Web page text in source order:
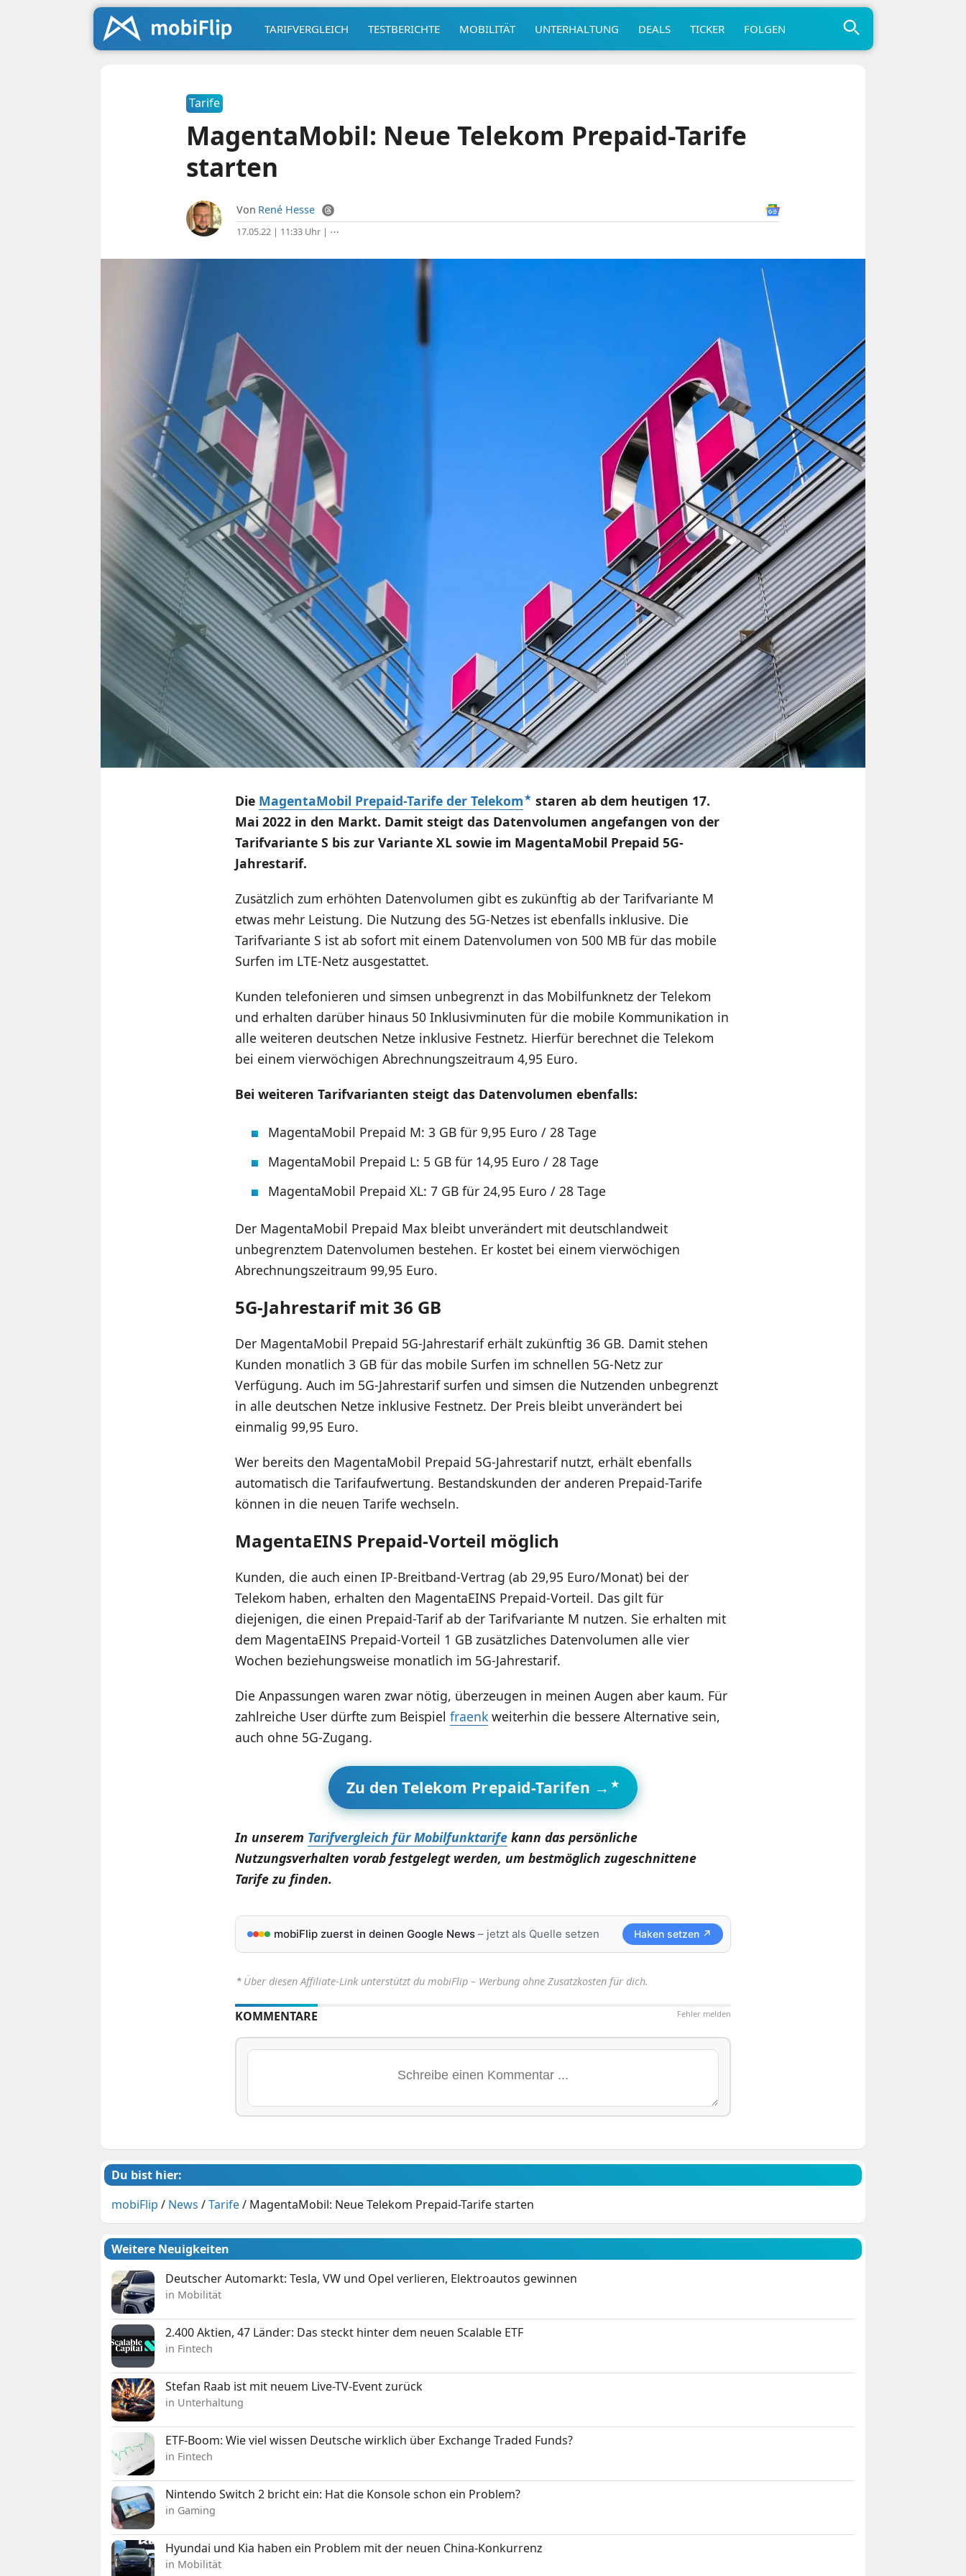
TARIFVERGLEICH TESTBERICHTE MOBILITÄT UNTERHALTUNG DEALS TICKER FOLGEN
Tarife
MagentaMobil: Neue Telekom Prepaid-Tarife
starten
Von René Hesse
17.05.22 | 11:33 Uhr| ⋯
Die MagentaMobil Prepaid-Tarife der Telekom
staren ab dem heutigen 17.
Mai 2022 in den Markt. Damit steigt das Datenvolumen angefangen von der
Tarifvariante S bis zur Variante XL sowie im MagentaMobil Prepaid 5G-
Jahrestarif.
Zusätzlich zum erhöhten Datenvolumen gibt es zukünftig ab der Tarifvariante M
etwas mehr Leistung. Die Nutzung des 5G-Netzes ist ebenfalls inklusive. Die
Tarifvariante S ist ab sofort mit einem Datenvolumen von 500 MB für das mobile
Surfen im LTE-Netz ausgestattet.
Kunden telefonieren und simsen unbegrenzt in das Mobilfunknetz der Telekom
und erhalten darüber hinaus 50 Inklusivminuten für die mobile Kommunikation in
alle weiteren deutschen Netze inklusive Festnetz. Hierfür berechnet die Telekom
bei einem vierwöchigen Abrechnungszeitraum 4,95 Euro.
Bei weiteren Tarifvarianten steigt das Datenvolumen ebenfalls:
MagentaMobil Prepaid M: 3 GB für 9,95 Euro / 28 Tage
MagentaMobil Prepaid L: 5 GB für 14,95 Euro / 28 Tage
MagentaMobil Prepaid XL: 7 GB für 24,95 Euro / 28 Tage
Der MagentaMobil Prepaid Max bleibt unverändert mit deutschlandweit
unbegrenztem Datenvolumen bestehen. Er kostet bei einem vierwöchigen
Abrechnungszeitraum 99,95 Euro.
5G-Jahrestarif mit 36 GB
Der MagentaMobil Prepaid 5G-Jahrestarif erhält zukünftig 36 GB. Damit stehen
Kunden monatlich 3 GB für das mobile Surfen im schnellen 5G-Netz zur
Verfügung. Auch im 5G-Jahrestarif surfen und simsen die Nutzenden unbegrenzt
in alle deutschen Netze inklusive Festnetz. Der Preis bleibt unverändert bei
einmalig 99,95 Euro.
Wer bereits den MagentaMobil Prepaid 5G-Jahrestarif nutzt, erhält ebenfalls
automatisch die Tarifaufwertung. Bestandskunden der anderen Prepaid-Tarife
können in die neuen Tarife wechseln.
MagentaEINS Prepaid-Vorteil möglich
Kunden, die auch einen IP-Breitband-Vertrag (ab 29,95 Euro/Monat) bei der
Telekom haben, erhalten den MagentaEINS Prepaid-Vorteil. Das gilt für
diejenigen, die einen Prepaid-Tarif ab der Tarifvariante M nutzen. Sie erhalten mit
dem MagentaEINS Prepaid-Vorteil 1 GB zusätzliches Datenvolumen alle vier
Wochen beziehungsweise monatlich im 5G-Jahrestarif.
Die Anpassungen waren zwar nötig, überzeugen in meinen Augen aber kaum. Für
zahlreiche User dürfte zum Beispiel fraenkweiterhin die bessere Alternative sein,
auch ohne 5G-Zugang.
Zu den Telekom Prepaid-Tarifen →
In unserem Tarifvergleich für Mobilfunktarifekann das persönliche
Nutzungsverhalten vorab festgelegt werden, um bestmöglich zugeschnittene
Tarife zu finden.
mobiFlip zuerst in deinen Google News– jetzt als Quelle setzen Haken setzen ↗
⋆ Über diesen Affiliate-Link unterstützt du mobiFlip – Werbung ohne Zusatzkosten für dich.
Fehler melden
KOMMENTARE
Du bist hier:
mobiFlip / News /Tarife/ MagentaMobil: Neue Telekom Prepaid-Tarife starten
Weitere Neuigkeiten
Deutscher Automarkt: Tesla, VW und Opel verlieren, Elektroautos gewinnen
in Mobilität
2.400 Aktien, 47 Länder: Das steckt hinter dem neuen Scalable ETF
in Fintech
Stefan Raab ist mit neuem Live-TV-Event zurück
in Unterhaltung
ETF-Boom: Wie viel wissen Deutsche wirklich über Exchange Traded Funds?
in Fintech
Nintendo Switch 2 bricht ein: Hat die Konsole schon ein Problem?
in Gaming
Hyundai und Kia haben ein Problem mit der neuen China-Konkurrenz
in Mobilität